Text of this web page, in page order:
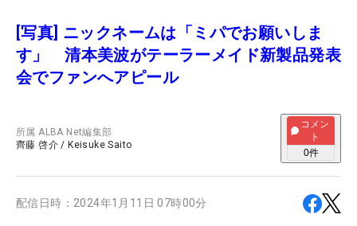
[写真] ニックネームは「ミパでお願いしま
す」 清本美波がテーラーメイド新製品発表
会でファンへアピール
所属ALBA Net編集部
齊藤 啓介 / Keisuke Saito
コメン
ト
0件
配信日時： 2024年1月11日 07時00分